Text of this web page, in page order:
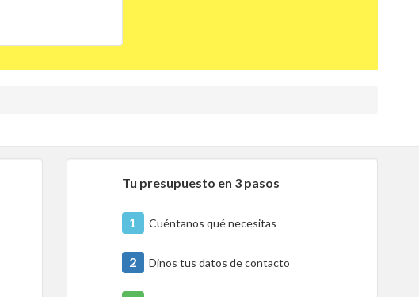
Tu presupuesto en 3 pasos
1 Cuéntanos qué necesitas
2 Dinos tus datos de contacto